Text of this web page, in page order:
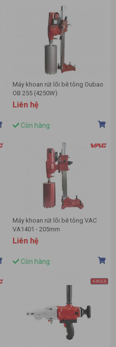
Máy khoan rút lõi bê tông Oubao
OB 255 (4250W)
Liên hệ
Còn hàng
Máy khoan rút lõi bê tông VAC
VA1401 - 205mm
Liên hệ
Còn hàng